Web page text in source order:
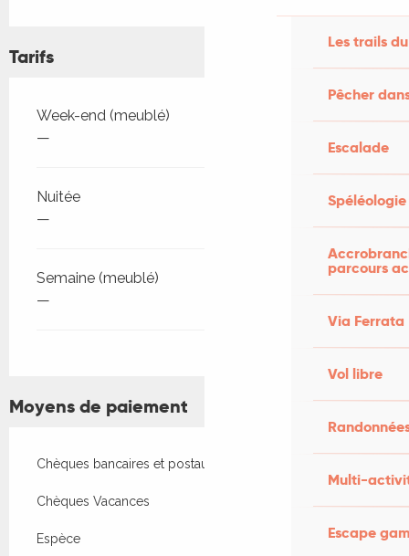
Les trails
Pêcher
Escalade
Spéléologie
parcours
Via Ferrata
Vol libre
Multi-
Escape
Tarifs
Tarifs 2026
Week-end (meublé)
—
Nuitée
—
Semaine (meublé)
—
Moyens de paiement
Chèques bancaires et postaux
Chèques Vacances
Espèce